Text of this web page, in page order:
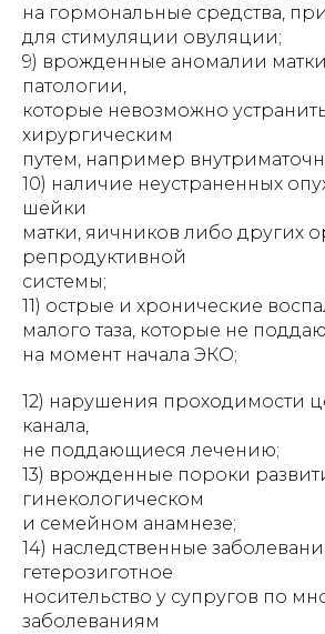
на гормональные средства,
для стимуляции овуляции;
9) врожденные аномалии
патологии,
которые невозможно
хирургическим
путем, например
10) наличие неустраненных
шейки
матки, яичников либо других
репродуктивной
системы;
11) острые и хронические
малого таза, которые не
на момент начала ЭКО;
12) нарушения проходимости
канала,
не поддающиеся лечению;
13) врожденные пороки
гинекологическом
и семейном анамнезе;
14) наследственные
гетерозиготное
носительство у супругов по
заболеваниям